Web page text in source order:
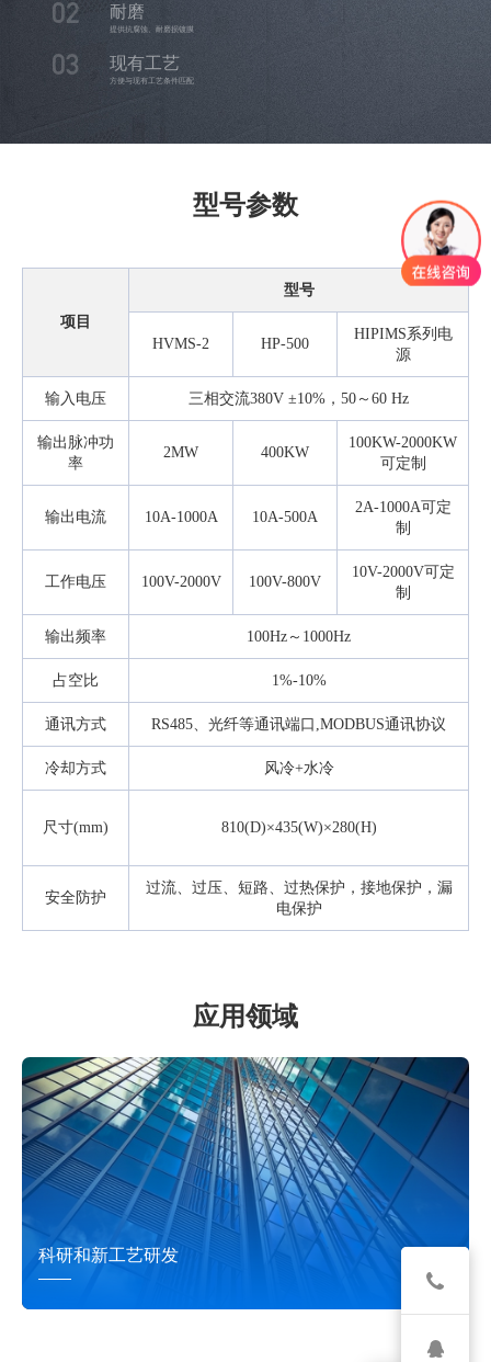
02 耐磨
提供抗腐蚀、耐磨损镀膜
03 现有工艺
方便与现有工艺条件匹配
型号参数
项目
型号
HVMS-2 HP-500
HIPIMS系列电
源
输入电压 三相交流380V ±10%，50～60 Hz
输出脉冲功
率
2MW 400KW
100KW-2000KW
可定制
输出电流 10A-1000A 10A-500A
2A-1000A可定
制
工作电压 100V-2000V 100V-800V
10V-2000V可定
制
输出频率 100Hz～1000Hz
占空比 1%-10%
通讯方式 RS485、光纤等通讯端口,MODBUS通讯协议
冷却方式 风冷+水冷
尺寸(mm) 810(D)×435(W)×280(H)
安全防护
过流、过压、短路、过热保护，接地保护，漏
电保护
应用领域
科研和新工艺研发